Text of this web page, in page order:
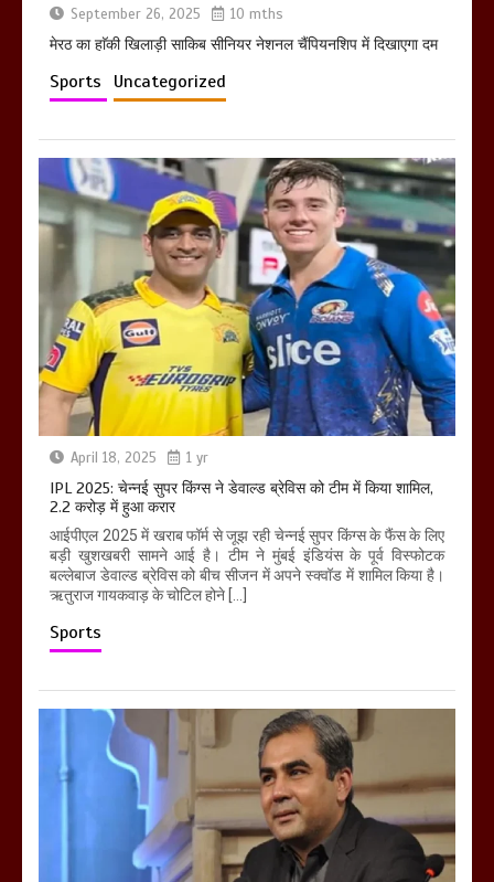
September 26, 2025 10 mths
मेरठ का हाॅकी खिलाड़ी साकिब सीनियर नेशनल चैंपियनशिप में दिखाएगा दम
Sports Uncategorized
April 18, 2025 1 yr
IPL 2025: चेन्नई सुपर किंग्स ने डेवाल्ड ब्रेविस को टीम में किया शामिल,
2.2 करोड़ में हुआ करार
आईपीएल 2025 में खराब फॉर्म से जूझ रही चेन्नई सुपर किंग्स के फैंस के लिए
बड़ी खुशखबरी सामने आई है। टीम ने मुंबई इंडियंस के पूर्व विस्फोटक
बल्लेबाज डेवाल्ड ब्रेविस को बीच सीजन में अपने स्क्वॉड में शामिल किया है।
ऋतुराज गायकवाड़ के चोटिल होने […]
Sports